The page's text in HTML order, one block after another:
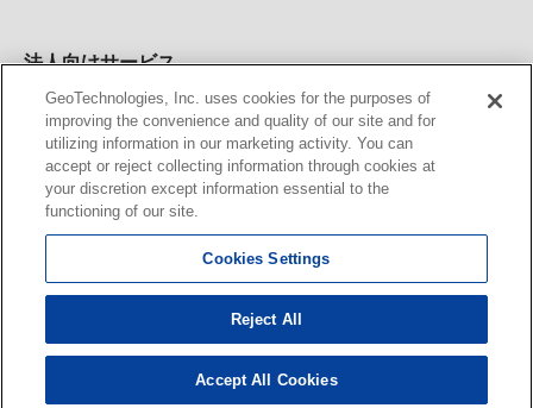
法人向けサービス
法人向け地図・位置情報サービス WEBサイト・システム向け地
図API Windows PC向け地図開発キット MapFan DB 住所確認
サービス
MAP WORLD+ トリマ広告 Geo-Research
カーナビ地図更新サービス
MapFan スマートメンバーズ カロッツェリア地図割プラス
KENWOOD MapFan Club
© GeoTechnologies, Inc.
GeoTechnologies, Inc. uses cookies for the purposes of
improving the convenience and quality of our site and for
utilizing information in our marketing activity. You can
accept or reject collecting information through cookies at
your discretion except information essential to the
functioning of our site.
Cookies Settings
Reject All
Accept All Cookies